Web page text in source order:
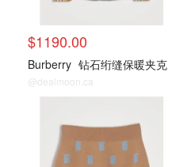
$1190.00
Burberry 钻石绗缝保暖夹克
@dealmoon.ca